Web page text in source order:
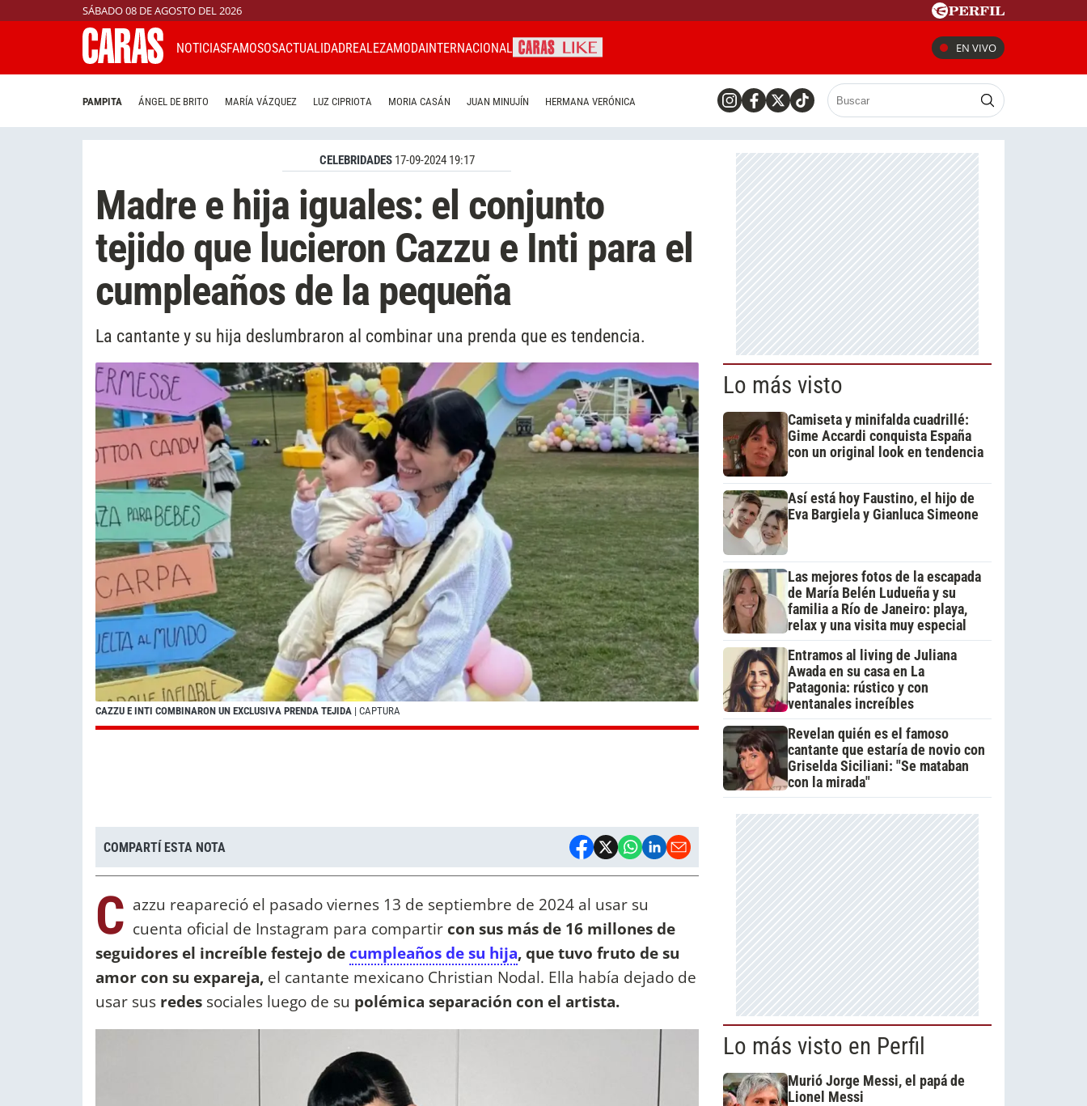
SÁBADO 08 DE AGOSTO DEL 2026
NOTICIASFAMOSOSACTUALIDADREALEZAMODAINTERNACIONAL EN VIVO
PAMPITA ÁNGEL DE BRITO MARÍA VÁZQUEZ LUZ CIPRIOTA MORIA CASÁN JUAN MINUJÍN HERMANA VERÓNICA
CELEBRIDADES 17-09-2024 19:17
Madre e hija iguales: el conjunto
tejido que lucieron Cazzu e Inti para el
cumpleaños de la pequeña
La cantante y su hija deslumbraron al combinar una prenda que es tendencia.
CAZZU E INTI COMBINARON UN EXCLUSIVA PRENDA TEJIDA | CAPTURA
COMPARTÍ ESTA NOTA
C azzu reapareció el pasado viernes 13 de septiembre de 2024 al usar su
cuenta oficial de Instagram para compartir con sus más de 16 millones de
seguidores el increíble festejo de cumpleaños de su hija, que tuvo fruto de su
amor con su expareja, el cantante mexicano Christian Nodal. Ella había dejado de
usar sus redes sociales luego de su polémica separación con el artista.
Lo más visto
Camiseta y minifalda cuadrillé:
Gime Accardi conquista España
con un original look en tendencia
Así está hoy Faustino, el hijo de
Eva Bargiela y Gianluca Simeone
Las mejores fotos de la escapada
de María Belén Ludueña y su
familia a Río de Janeiro: playa,
relax y una visita muy especial
Entramos al living de Juliana
Awada en su casa en La
Patagonia: rústico y con
ventanales increíbles
Revelan quién es el famoso
cantante que estaría de novio con
Griselda Siciliani: "Se mataban
con la mirada"
Lo más visto en Perfil
Murió Jorge Messi, el papá de
Lionel Messi